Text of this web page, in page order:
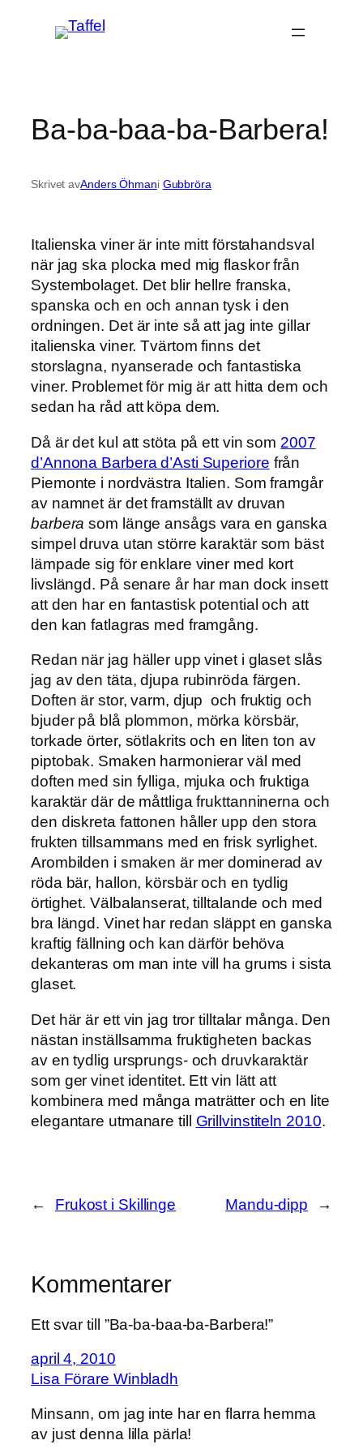
Ba-ba-baa-ba-Barbera!
Skrivet avAnders Öhmani Gubbröra
Italienska viner är inte mitt förstahandsval
när jag ska plocka med mig flaskor från
Systembolaget. Det blir hellre franska,
spanska och en och annan tysk i den
ordningen. Det är inte så att jag inte gillar
italienska viner. Tvärtom finns det
storslagna, nyanserade och fantastiska
viner. Problemet för mig är att hitta dem och
sedan ha råd att köpa dem.
Då är det kul att stöta på ett vin som 2007
d’Annona Barbera d’Asti Superiore från
Piemonte i nordvästra Italien. Som framgår
av namnet är det framställt av druvan
barbera som länge ansågs vara en ganska
simpel druva utan större karaktär som bäst
lämpade sig för enklare viner med kort
livslängd. På senare år har man dock insett
att den har en fantastisk potential och att
den kan fatlagras med framgång.
Redan när jag häller upp vinet i glaset slås
jag av den täta, djupa rubinröda färgen.
Doften är stor, varm, djup och fruktig och
bjuder på blå plommon, mörka körsbär,
torkade örter, sötlakrits och en liten ton av
piptobak. Smaken harmonierar väl med
doften med sin fylliga, mjuka och fruktiga
karaktär där de måttliga frukttanninerna och
den diskreta fattonen håller upp den stora
frukten tillsammans med en frisk syrlighet.
Arombilden i smaken är mer dominerad av
röda bär, hallon, körsbär och en tydlig
örtighet. Välbalanserat, tilltalande och med
bra längd. Vinet har redan släppt en ganska
kraftig fällning och kan därför behöva
dekanteras om man inte vill ha grums i sista
glaset.
Det här är ett vin jag tror tilltalar många. Den
nästan inställsamma fruktigheten backas
av en tydlig ursprungs- och druvkaraktär
som ger vinet identitet. Ett vin lätt att
kombinera med många maträtter och en lite
elegantare utmanare till Grillvinstiteln 2010.
← Frukost i Skillinge Mandu-dipp →
Kommentarer
Ett svar till ”Ba-ba-baa-ba-Barbera!”
april 4, 2010
Lisa Förare Winbladh
Minsann, om jag inte har en flarra hemma
av just denna lilla pärla!